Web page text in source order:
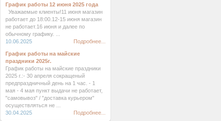
График работы 12 июня 2025 года
Уважаемые клиенты!11 июня магазин
работает до 18:00.12-15 июня магазин
не работает.16 июня и далее по
обычному графику. ...
10.06.2025
Подробнее...
График работы на майские
праздники 2025г.
График работы на майские праздники
2025 г.:- 30 апреля сокращеный
предпраздничный день на 1 час. - 1
мая - 4 мая пункт выдачи не работает,
"самовывоз" / "доставка курьером"
осуществляться не ...
30.04.2025
Подробнее...